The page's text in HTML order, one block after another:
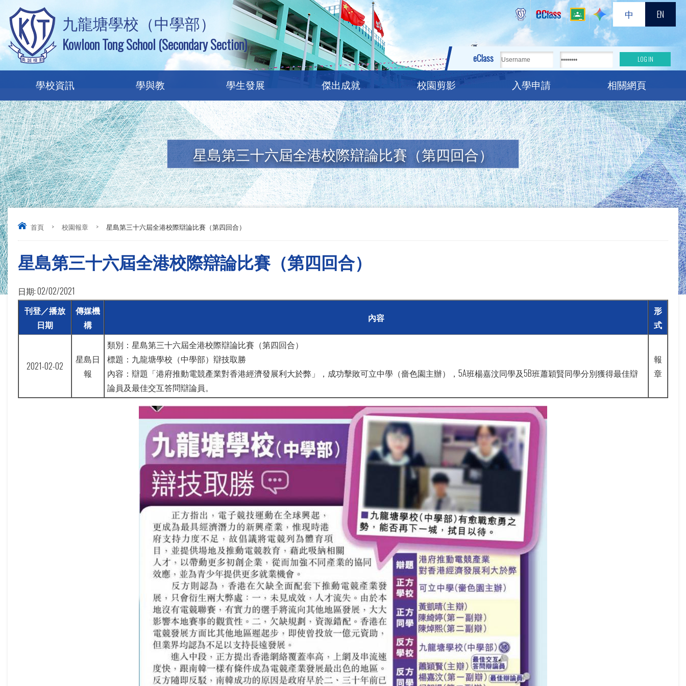
九龍塘學校（中學部）
Kowloon Tong School (Secondary Section)
中 EN
eClass
學校資訊 學與教 學生發展 傑出成就 校園剪影 入學申請 相關網頁
星島第三十六屆全港校際辯論比賽（第四回合）
首頁 > 校園報章 > 星島第三十六屆全港校際辯論比賽（第四回合）
星島第三十六屆全港校際辯論比賽（第四回合）
日期:02/02/2021
刊登／播放
日期
傳媒機
構
內容
形
式
2021-02-02
星島日
報
類別：星島第三十六屆全港校際辯論比賽（第四回合）
標題：九龍塘學校（中學部）辯技取勝
內容：辯題「港府推動電競產業對香港經濟發展利大於弊」，成功擊敗可立中學（嗇色園主辦），5A班楊嘉汶同學及5B班蕭穎賢同學分別獲得最佳辯
論員及最佳交互答問辯論員。
報
章